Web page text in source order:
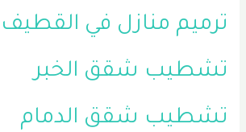
ترميم منازل في القطيف
تشطيب شقق الخبر
تشطيب شقق الدمام